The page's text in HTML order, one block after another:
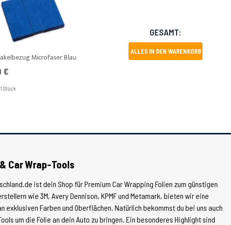
Microfaser Blau
€
Stück
ALLES IN DEN WARENKORB
GESAMT:
Car Wrap-Tools
ist dein Shop für Premium Car Wrapping Folien zum günstigen
wie 3M, Avery Dennison, KPMF und Metamark, bieten wir eine
exklusiven Farben und Oberflächen. Natürlich bekommst du bei uns auch
um die Folie an dein Auto zu bringen. Ein besonderes Highlight sind